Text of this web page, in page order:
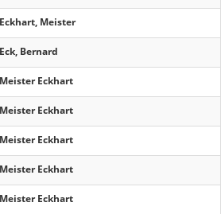
Eckhart, Meister
Eck, Bernard
Meister Eckhart
Meister Eckhart
Meister Eckhart
Meister Eckhart
Meister Eckhart